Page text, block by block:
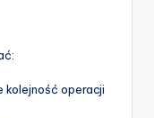
kolejność operacji